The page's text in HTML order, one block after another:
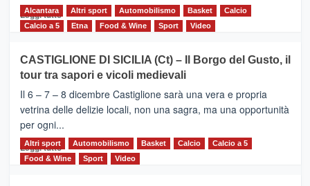
Leggi tutto Leggi
MOIO
ALCANTARA
–
Vivicittà,
alla
scoperta
del
territorio,
Alcantara Altri sport Automobilismo Basket
Calcio
Calcio a 5
Etna Food & Wine Sport Video
CASTIGLIONE DI SICILIA (Ct) – Il Borgo del Gusto, il
tour tra sapori e vicoli medievali
Il 6 – 7 – 8 dicembre Castiglione sarà una vera e propria
vetrina delle delizie locali, non una sagra, ma una opportunità
per ogni...
Leggi tuttoLeggi
di
Altri sport Automobilismo Basket Calcio
Calcio a 5
Food & Wine
Sport Video